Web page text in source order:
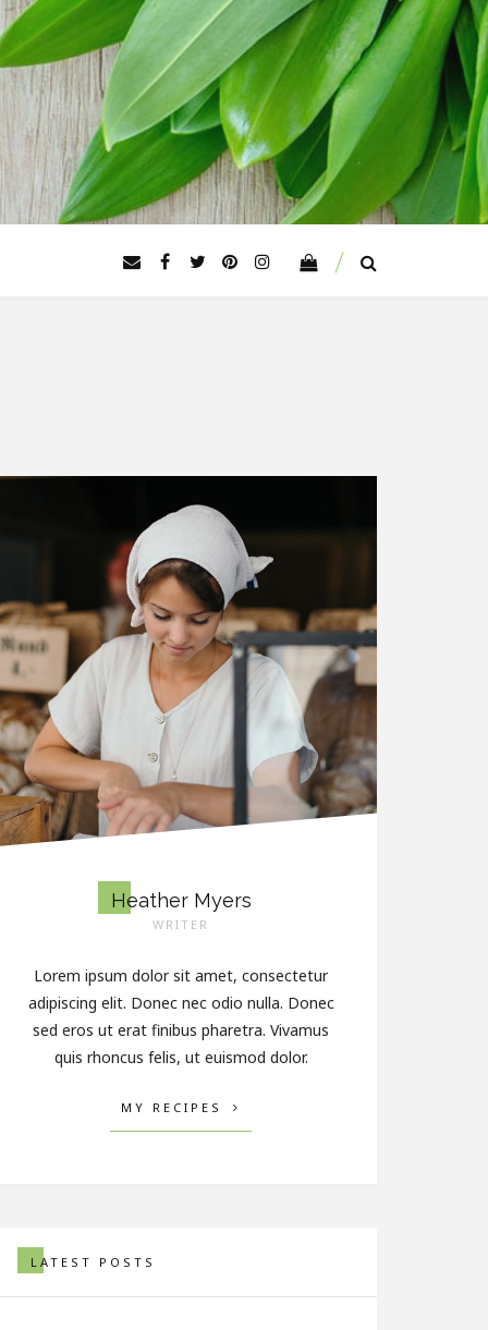
Heather Myers
WRITER
Lorem ipsum dolor sit amet, consectetur
adipiscing elit. Donec nec odio nulla. Donec
sed eros ut erat finibus pharetra. Vivamus
quis rhoncus felis, ut euismod dolor.
MY RECIPES
LATEST POSTS